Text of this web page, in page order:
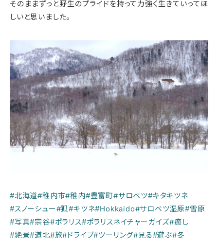
そのままずっと野生のプライドを持って力強く生きていってほ
しいと思いました。
#北海道#稚内市#稚内#豊富町#サロベツ#キタキツネ
#スノーシュー#狐#キツネ#Hokkaido#サロベツ湿原#雪原
#写真#宗谷#ポラリス#ポラリスネイチャーガイズ#癒し
#絶景#道北#旅#ドライブ#ツーリング#見る#遊ぶ#冬